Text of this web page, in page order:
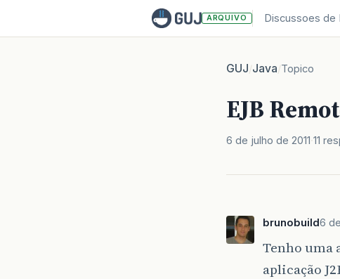
ARQUIVO Discussoes de
GUJ/Java/Topico
EJB
6 de julho de 2011 11
brunobuild6
Tenho uma
aplicação